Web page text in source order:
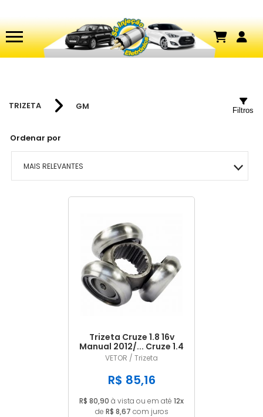
TRIZETA GM
Ordenar por
MAIS RELEVANTES
MAIS VENDIDOS
Filtros
Trizeta Cruze 1.8 16v
Manual 2012/... Cruze 1.4
16v Turbo 2016/... Autom
23 Dentes
VETOR / Trizeta
R$ 85,16
R$ 80,90 à vista ou em até 12x
de R$ 8,67 com juros